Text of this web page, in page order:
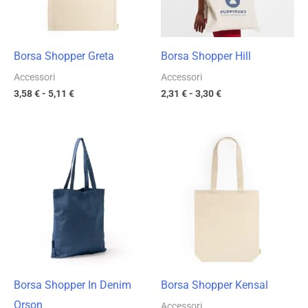
Borsa Shopper Greta
Accessori
3,58€- 5,11 €
Borsa Shopper Hill
Accessori
2,31 €- 3,30€
Borsa Shopper In Denim
Orson
Fascia
di
prezzo:
da
4,16 €
Borsa Shopper Kensal
Accessori
Fascia
3,75 €